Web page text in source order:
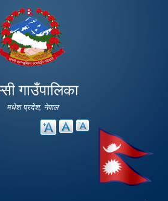
main
गाउँपालिका
मधेश प्रदेश, नेपाल